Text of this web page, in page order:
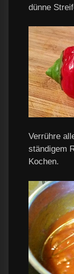
dünne
Verrühre
ständigem
Kochen.